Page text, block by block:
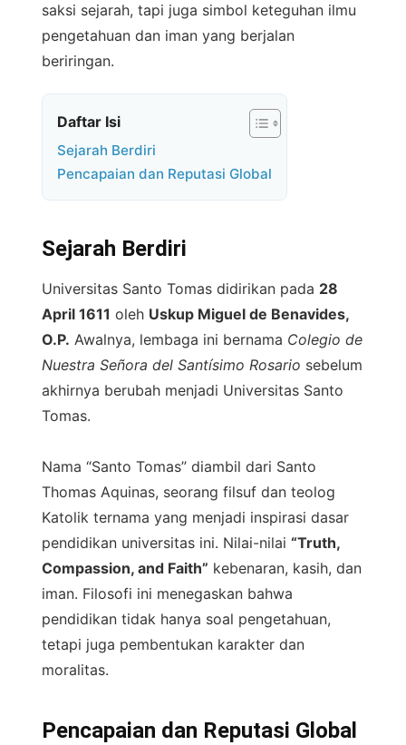
saksi sejarah, tapi juga simbol keteguhan ilmu
pengetahuan dan iman yang berjalan
beriringan.
Daftar Isi
Sejarah Berdiri
Pencapaian dan Reputasi Global
Sejarah Berdiri
Universitas Santo Tomas didirikan pada 28
April 1611 oleh Uskup Miguel de Benavides,
O.P. Awalnya, lembaga ini bernama Colegio de
Nuestra Señora del Santísimo Rosario sebelum
akhirnya berubah menjadi Universitas Santo
Tomas.
Nama “Santo Tomas” diambil dari Santo
Thomas Aquinas, seorang filsuf dan teolog
Katolik ternama yang menjadi inspirasi dasar
pendidikan universitas ini. Nilai-nilai “Truth,
Compassion, and Faith” kebenaran, kasih, dan
iman. Filosofi ini menegaskan bahwa
pendidikan tidak hanya soal pengetahuan,
tetapi juga pembentukan karakter dan
moralitas.
Pencapaian dan Reputasi Global